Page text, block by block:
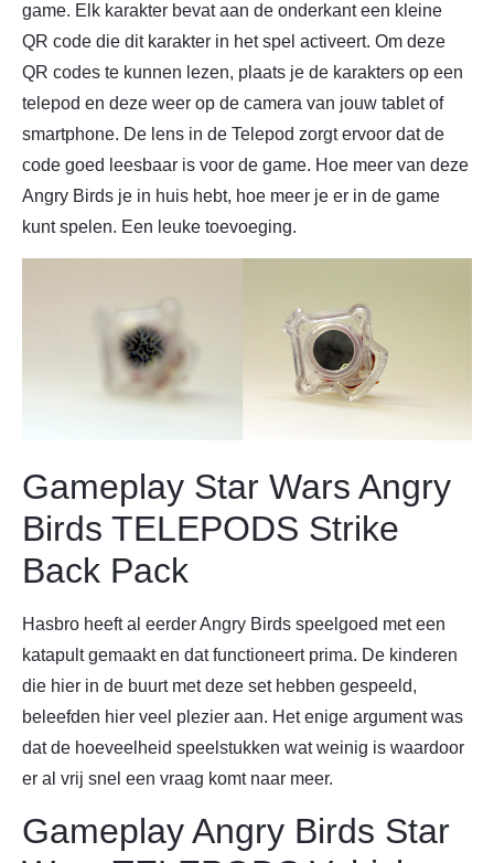
game. Elk karakter bevat aan de onderkant een kleine
QR code die dit karakter in het spel activeert. Om deze
QR codes te kunnen lezen, plaats je de karakters op een
telepod en deze weer op de camera van jouw tablet of
smartphone. De lens in de Telepod zorgt ervoor dat de
code goed leesbaar is voor de game. Hoe meer van deze
Angry Birds je in huis hebt, hoe meer je er in de game
kunt spelen. Een leuke toevoeging.
Gameplay Star Wars Angry
Birds TELEPODS Strike
Back Pack
Hasbro heeft al eerder Angry Birds speelgoed met een
katapult gemaakt en dat functioneert prima. De kinderen
die hier in de buurt met deze set hebben gespeeld,
beleefden hier veel plezier aan. Het enige argument was
dat de hoeveelheid speelstukken wat weinig is waardoor
er al vrij snel een vraag komt naar meer.
Gameplay Angry Birds Star